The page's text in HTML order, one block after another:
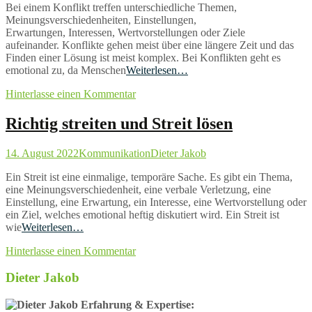
Bei einem Konflikt treffen unterschiedliche Themen,
Meinungsverschiedenheiten, Einstellungen,
Erwartungen, Interessen, Wertvorstellungen oder Ziele
aufeinander. Konflikte gehen meist über eine längere Zeit und das
Finden einer Lösung ist meist komplex. Bei Konflikten geht es
emotional zu, da MenschenWeiterlesen…
Hinterlasse einen Kommentar
Richtig streiten und Streit lösen
14. August 2022KommunikationDieter Jakob
Ein Streit ist eine einmalige, temporäre Sache. Es gibt ein Thema,
eine Meinungsverschiedenheit, eine verbale Verletzung, eine
Einstellung, eine Erwartung, ein Interesse, eine Wertvorstellung oder
ein Ziel, welches emotional heftig diskutiert wird. Ein Streit ist
wieWeiterlesen…
Hinterlasse einen Kommentar
Dieter Jakob
Erfahrung & Expertise: